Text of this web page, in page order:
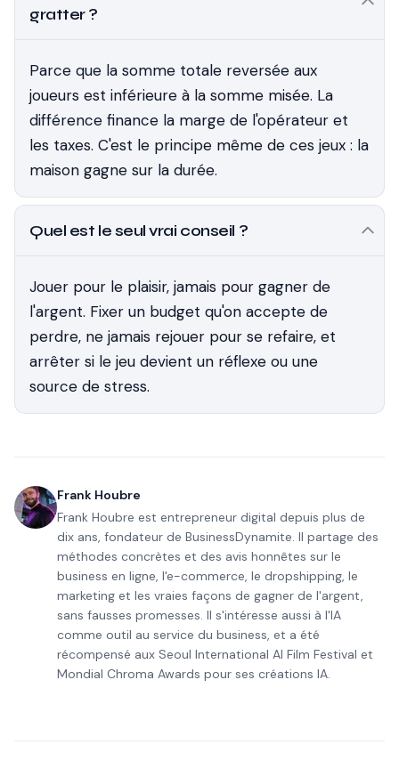
gratter ?
Parce que la somme totale reversée aux
joueurs est inférieure à la somme misée. La
différence finance la marge de l'opérateur et
les taxes. C'est le principe même de ces jeux : la
maison gagne sur la durée.
Quel est le seul vrai conseil ?
Jouer pour le plaisir, jamais pour gagner de
l'argent. Fixer un budget qu'on accepte de
perdre, ne jamais rejouer pour se refaire, et
arrêter si le jeu devient un réflexe ou une
source de stress.
Frank Houbre
Frank Houbre est entrepreneur digital depuis plus de
dix ans, fondateur de BusinessDynamite. Il partage des
méthodes concrètes et des avis honnêtes sur le
business en ligne, l'e-commerce, le dropshipping, le
marketing et les vraies façons de gagner de l'argent,
sans fausses promesses. Il s'intéresse aussi à l'IA
comme outil au service du business, et a été
récompensé aux Seoul International AI Film Festival et
Mondial Chroma Awards pour ses créations IA.